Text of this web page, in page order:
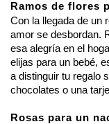
Ramos de flores
Con la llegada de un
amor se desbordan.
esa alegría en el
elijas para un bebé,
a distinguir tu regalo
chocolates o una
Rosas para un